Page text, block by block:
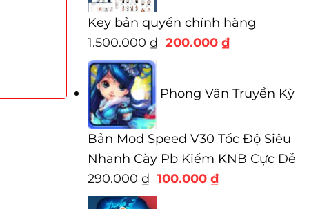
Key bản quyền chính hãng
1.500.000₫ Giá
1.500.000 ₫.
200.000 ₫Giá
là:
Phong Vân Truyền Kỳ
Bản Mod Speed V30 Tốc Độ Siêu
Nhanh Cày Pb Kiếm KNB Cực Dễ
290.000₫ Giá
gốc
100.000 ₫Giá